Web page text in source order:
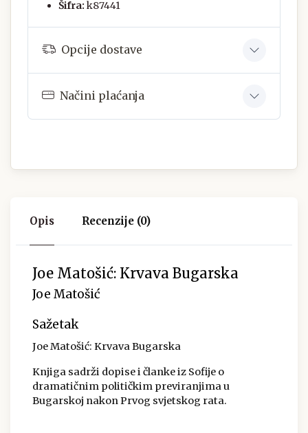
Šifra: k87441
Opcije dostave
Načini plaćanja
Opis Recenzije (0)
Joe Matošić: Krvava Bugarska
Joe Matošić
Sažetak
Joe Matošić: Krvava Bugarska
Knjiga sadrži dopise i članke iz Sofije o
dramatičnim političkim previranjima u
Bugarskoj nakon Prvog svjetskog rata.